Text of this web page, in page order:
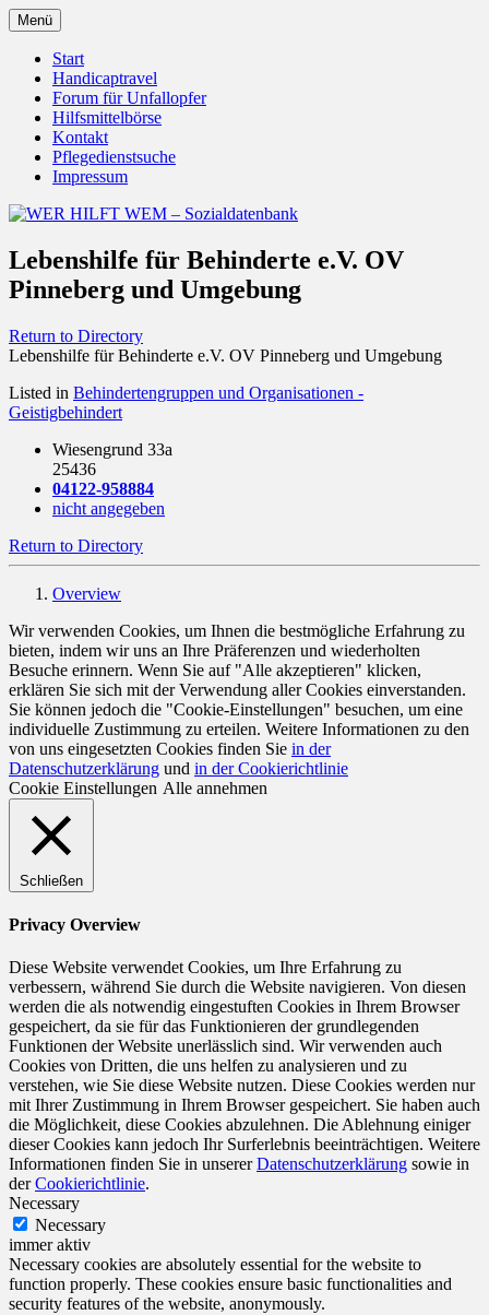
Zum
Inhalt
springen
WER HILFT WEM –
Sozialdatenbank
Menü
Start
Handicaptravel
Forum für Unfallopfer
Hilfsmittelbörse
Kontakt
Pflegedienstsuche
Impressum
Lebenshilfe für Behinderte e.V. OV
Pinneberg und Umgebung
Return to Directory
Lebenshilfe für Behinderte e.V. OV Pinneberg und Umgebung
Listed in Behindertengruppen und Organisationen -
Geistigbehindert
Wiesengrund 33a
25436
04122-958884
nicht angegeben
Return to Directory
Overview
Wir verwenden Cookies, um Ihnen die bestmögliche Erfahrung zu
bieten, indem wir uns an Ihre Präferenzen und wiederholten
Besuche erinnern. Wenn Sie auf "Alle akzeptieren" klicken,
erklären Sie sich mit der Verwendung aller Cookies einverstanden.
Sie können jedoch die "Cookie-Einstellungen" besuchen, um eine
individuelle Zustimmung zu erteilen. Weitere Informationen zu den
von uns eingesetzten Cookies finden Sie in der
Datenschutzerklärung und in der Cookierichtlinie
Cookie Einstellungen Alle annehmen
Schließen
Privacy Overview
Diese Website verwendet Cookies, um Ihre Erfahrung zu
verbessern, während Sie durch die Website navigieren. Von diesen
werden die als notwendig eingestuften Cookies in Ihrem Browser
gespeichert, da sie für das Funktionieren der grundlegenden
Funktionen der Website unerlässlich sind. Wir verwenden auch
Cookies von Dritten, die uns helfen zu analysieren und zu
verstehen, wie Sie diese Website nutzen. Diese Cookies werden nur
mit Ihrer Zustimmung in Ihrem Browser gespeichert. Sie haben auch
die Möglichkeit, diese Cookies abzulehnen. Die Ablehnung einiger
dieser Cookies kann jedoch Ihr Surferlebnis beeinträchtigen. Weitere
Informationen finden Sie in unsererDatenschutzerklärung sowie in
derCookierichtlinie.
Necessary
Necessary
immer aktiv
Necessary cookies are absolutely essential for the website to
function properly. These cookies ensure basic functionalities and
security features of the website, anonymously.